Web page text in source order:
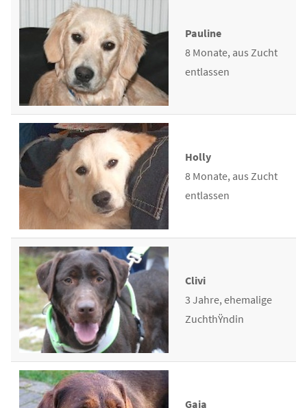
Pauline
8 Monate, aus Zucht
entlassen
Holly
8 Monate, aus Zucht
entlassen
Clivi
3 Jahre, ehemalige
ZuchthŸndin
Gaja